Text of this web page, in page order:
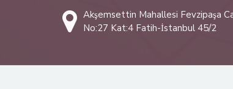
Akşemsettin Mahallesi Fevzipaşa
No:27 Kat:4 Fatih-İstanbul 45/2